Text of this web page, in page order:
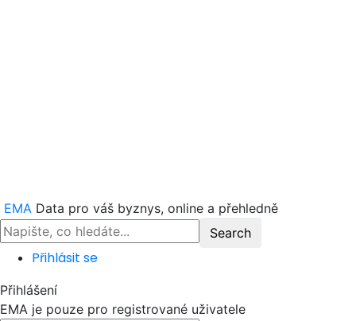
EMA Data pro váš byznys, online a přehledně
Přihlásit se
Přihlášení
EMA je pouze pro registrované uživatele